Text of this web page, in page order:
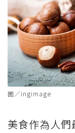
圖／ingimage
美食作為人